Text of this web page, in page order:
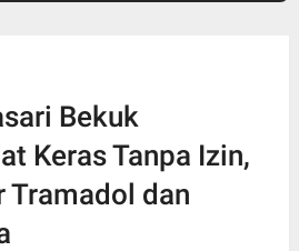
Bekuk
Keras Tanpa Izin,
Tramadol dan